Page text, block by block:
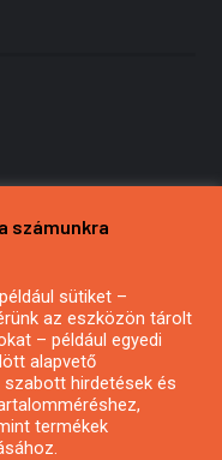
számunkra
sütiket –
az eszközön tárolt
– például egyedi
alapvető
hirdetések és
termékek